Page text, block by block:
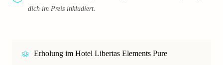
dich im Preis inkludiert.
Erholung im Hotel Libertas Elements Pure